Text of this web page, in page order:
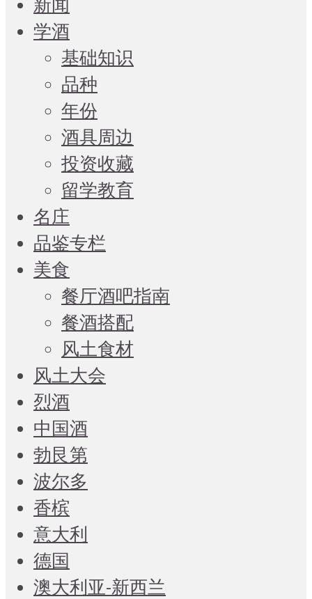
新闻
学酒
基础知识
品种
年份
酒具周边
投资收藏
留学教育
名庄
品鉴专栏
美食
餐厅酒吧指南
餐酒搭配
风土食材
风土大会
烈酒
中国酒
勃艮第
波尔多
香槟
意大利
德国
澳大利亚-新西兰